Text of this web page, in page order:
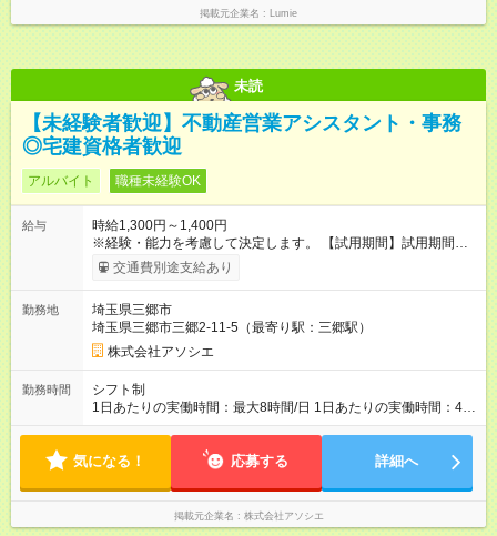
掲載元企業名 Lumie
未読
【未経験者歓迎】不動産営業アシスタント・事務
◎宅建資格者歓迎
アルバイト 職種未経験OK
給与
時給1,300円～1,400円
※経験・能力を考慮して決定します。 【試用期間】試用期間あ
り 試用期間の長さ：1ヶ月 ※ 雇用形態と給与に、本採用時と異
なる部分があります。 雇用形態：本採用時と同じです。 給与：
交通費別途支給あり
勤務地
埼玉県三郷市
埼玉県三郷市三郷2-11-5（最寄り駅：三郷駅）
株式会社アソシエ
勤務時間
シフト制
1日あたりの実働時間：最大8時間/日 1日あたりの実働時間：4時
間～ シフト例 ・10時00分～15時00分 ・13時00分～18時00分
気になる！ 応募する 詳細へ
掲載元企業名 株式会社アソシエ